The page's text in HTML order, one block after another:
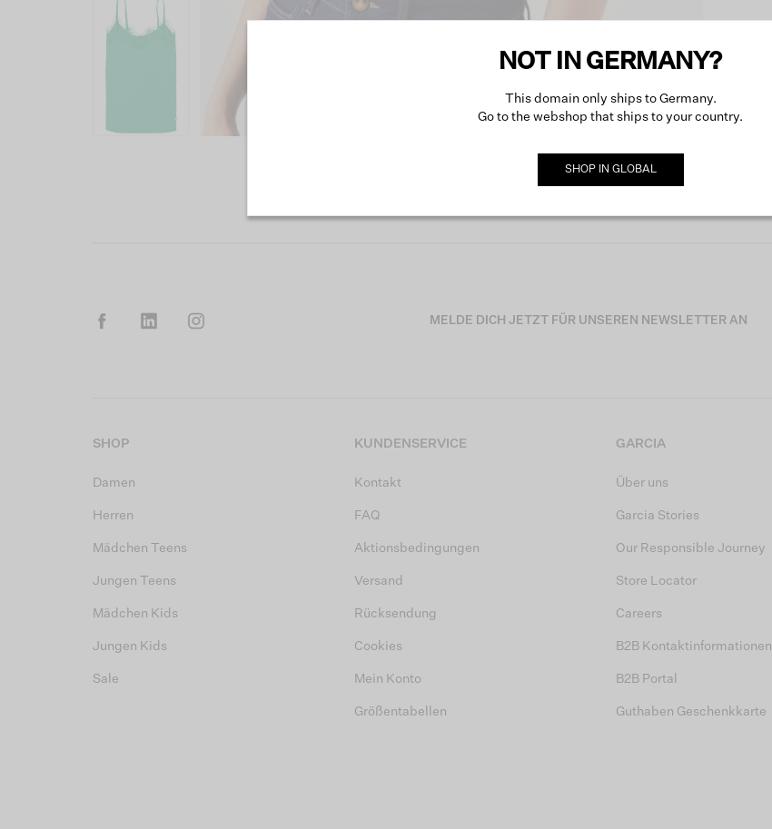
MELDE DICH JETZT FÜR UNSEREN NEWSLETTER AN
SHOP
Damen
Herren
Mädchen Teens
Jungen Teens
Mädchen Kids
Jungen Kids
Sale
KUNDENSERVICE
Kontakt
FAQ
Aktionsbedingungen
Versand
Rücksendung
Cookies
Mein Konto
Größentabellen
GARCIA
Über uns
Garcia Stories
Our Responsible Journey
Store Locator
Careers
B2B Kontaktinformationen
B2B Portal
Guthaben Geschenkkarte
NOT IN GERMANY?
This domain only ships to Germany.
Go to the webshop that ships to your country.
SHOP IN GLOBAL